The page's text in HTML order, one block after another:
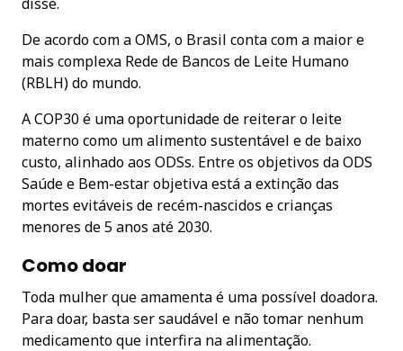
De acordo com a OMS, o Brasil conta com a maior e
mais complexa Rede de Bancos de Leite Humano
(RBLH) do mundo.
A COP30 é uma oportunidade de reiterar o leite
materno como um alimento sustentável e de baixo
custo, alinhado aos ODSs. Entre os objetivos da ODS
Saúde e Bem-estar objetiva está a extinção das
mortes evitáveis de recém-nascidos e crianças
menores de 5 anos até 2030.
Como doar
Toda mulher que amamenta é uma possível doadora.
Para doar, basta ser saudável e não tomar nenhum
medicamento que interfira na alimentação.